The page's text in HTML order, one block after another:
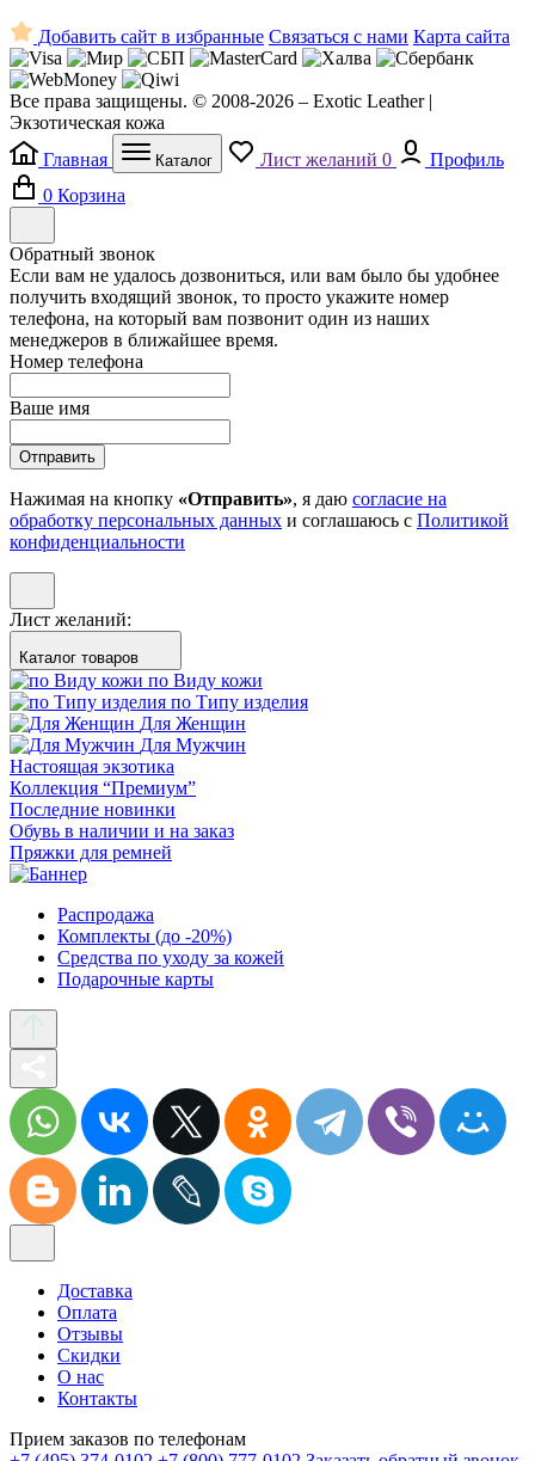
Добавить сайт в избранные Связаться с нами Карта сайта
Все права защищены. © 2008-2026 – Exotic Leather |
Экзотическая кожа
Главная
Каталог Лист желаний 0
Профиль
0 Корзина
Обратный звонок
Если вам не удалось дозвониться, или вам было бы удобнее
получить входящий звонок, то просто укажите номер
телефона, на который вам позвонит один из наших
менеджеров в ближайшее время.
Номер телефона
Ваше имя
Отправить
Нажимая на кнопку «Отправить», я даю согласие на
обработку персональных данных и соглашаюсь с Политикой
конфиденциальности
Лист желаний:
Каталог товаров
по Виду кожи
по Типу изделия
Для Женщин
Для Мужчин
Настоящая экзотика
Коллекция “Премиум”
Последние новинки
Обувь в наличии и на заказ
Пряжки для ремней
Распродажа
Комплекты (до -20%)
Средства по уходу за кожей
Подарочные карты
Доставка
Оплата
Отзывы
Скидки
О нас
Контакты
Прием заказов по телефонам